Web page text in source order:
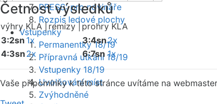
PRESS: pro novináře
Rozpis ledové plochy
Vstupenky
Permanentky 18/19
Přípravná utkání 18/19
Vstupenky 18/19
Uvolňování míst
Zvýhodněné
Četnost výsledků
výhry KLA |remízy | prohry KLA
3:2sn 1x
4:3sn2x
3:4sn2x
6:7sn 1x
Vaše připomínky k této stránce uvítáme na webmaster